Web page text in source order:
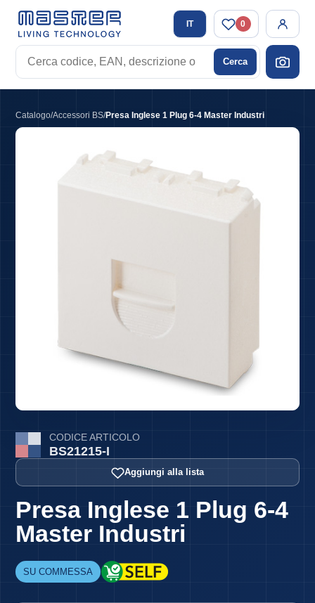
Cerca
EAN,
o
tag
Cerca
IT 0
Catalogo/Accessori BS/Presa Inglese 1 Plug 6-4 Master Industri
CODICE ARTICOLO
BS21215-I
Aggiungi alla lista
Presa Inglese 1 Plug 6-4
Master Industri
SU COMMESSA